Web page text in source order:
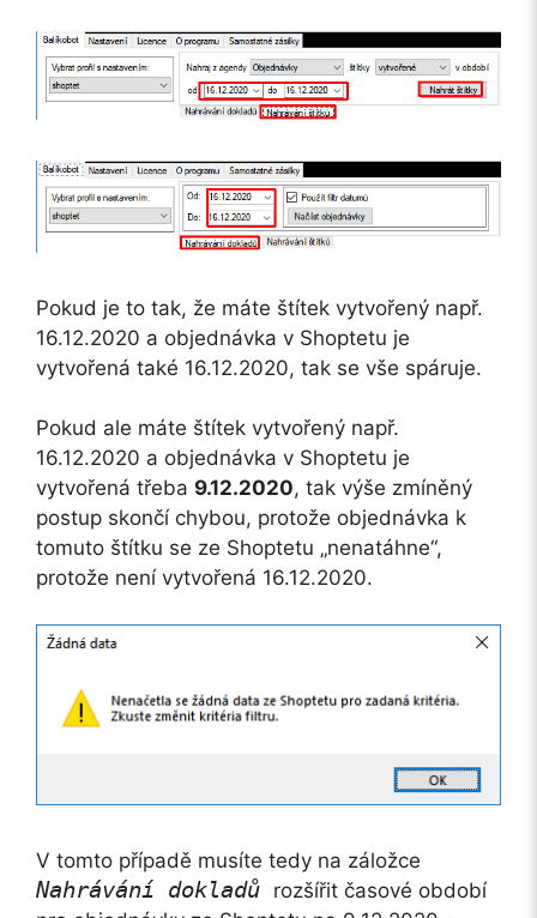
Pokud je to tak, že máte štítek vytvořený např.
16.12.2020 a objednávka v Shoptetu je
vytvořená také 16.12.2020, tak se vše spáruje.
Pokud ale máte štítek vytvořený např.
16.12.2020 a objednávka v Shoptetu je
vytvořená třeba 9.12.2020, tak výše zmíněný
postup skončí chybou, protože objednávka k
tomuto štítku se ze Shoptetu „nenatáhne“,
protože není vytvořená 16.12.2020.
V tomto případě musíte tedy na záložce
Nahrávání dokladů rozšířit časové období